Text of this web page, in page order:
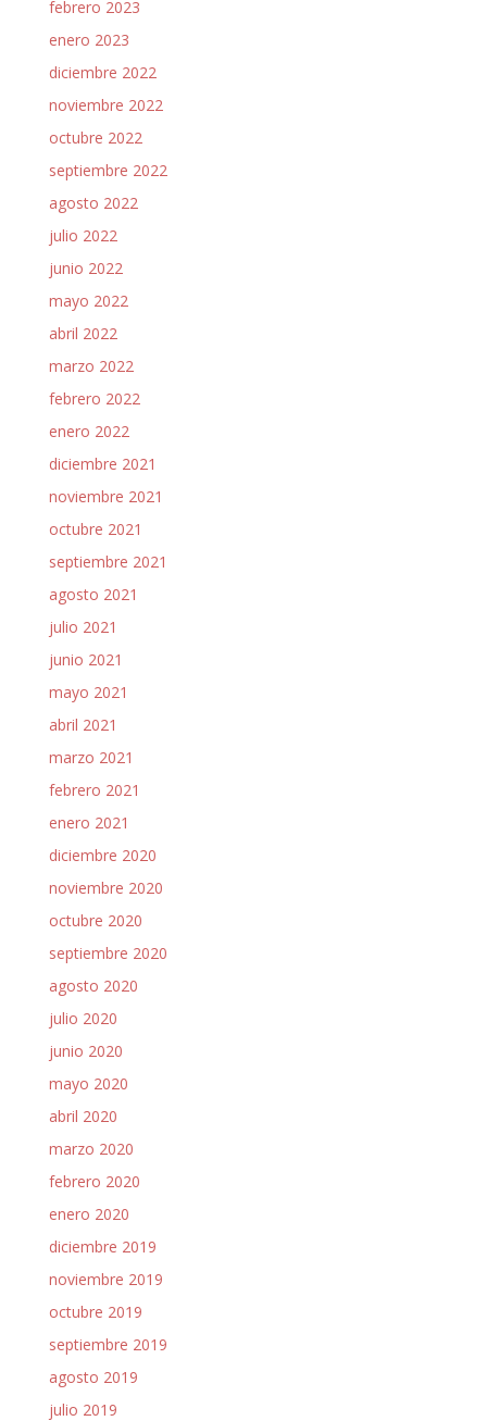
febrero 2023
enero 2023
diciembre 2022
noviembre 2022
octubre 2022
septiembre 2022
agosto 2022
julio 2022
junio 2022
mayo 2022
abril 2022
marzo 2022
febrero 2022
enero 2022
diciembre 2021
noviembre 2021
octubre 2021
septiembre 2021
agosto 2021
julio 2021
junio 2021
mayo 2021
abril 2021
marzo 2021
febrero 2021
enero 2021
diciembre 2020
noviembre 2020
octubre 2020
septiembre 2020
agosto 2020
julio 2020
junio 2020
mayo 2020
abril 2020
marzo 2020
febrero 2020
enero 2020
diciembre 2019
noviembre 2019
octubre 2019
septiembre 2019
agosto 2019
julio 2019